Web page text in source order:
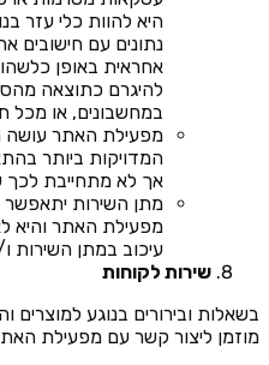
היא להוות כלי עזר
נתונים עם
אחראית באופן
להיגרם כתוצאה
במחשבונים, או מכל
מפעילת האתר
המדויקות ביותר
אך לא מתחייבת לכך
מתן השירות
מפעילת האתר והיא
עיכוב במתן השירות
שירות לקוחות
בשאלות ובירורים בנוגע
מוזמן ליצור קשר עם מפעילת